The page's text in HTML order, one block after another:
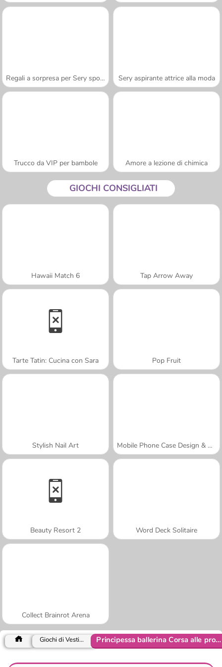
Regali a sorpresa per Sery sposa Sery aspirante attrice alla moda
Trucco da VIP per bambole Amore a lezione di chimica
GIOCHI CONSIGLIATI
Hawaii Match 6 Tap Arrow Away
Tarte Tatin: Cucina con Sara Pop Fruit
Stylish Nail Art Mobile Phone Case Design & DIY
Beauty Resort 2 Word Deck Solitaire
Collect Brainrot Arena
Giochi di Vestire Principessa ballerina Corsa alle prove